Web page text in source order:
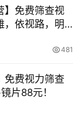
】免费筛查视
，依视路，明
481
免费视力筛查
片88元！